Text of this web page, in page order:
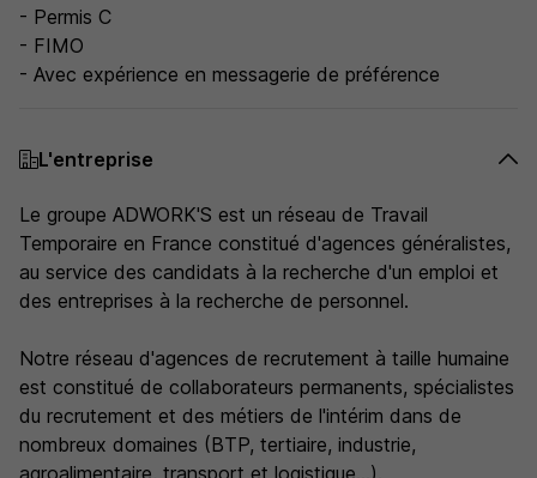
- Permis C
- FIMO
- Avec expérience en messagerie de préférence
L'entreprise
Le groupe ADWORK'S est un réseau de Travail
Temporaire en France constitué d'agences généralistes,
au service des candidats à la recherche d'un emploi et
des entreprises à la recherche de personnel.
Notre réseau d'agences de recrutement à taille humaine
est constitué de collaborateurs permanents, spécialistes
du recrutement et des métiers de l'intérim dans de
nombreux domaines (BTP, tertiaire, industrie,
agroalimentaire, transport et logistique...).